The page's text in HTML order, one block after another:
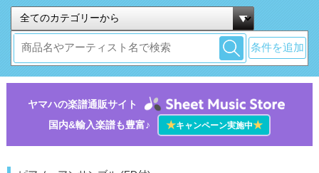
条件を追加
ヤマハの楽譜通販サイト
国内&輸入楽譜も豊富♪
★キャンペーン実施中★